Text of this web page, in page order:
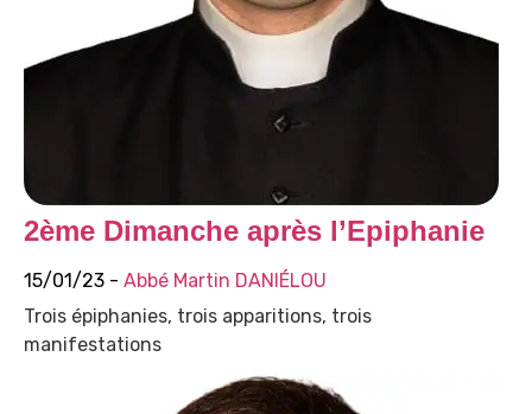
2ème Dimanche après l’Epiphanie
15/01/23 - Abbé Martin DANIÉLOU
Trois épiphanies, trois apparitions, trois
manifestations